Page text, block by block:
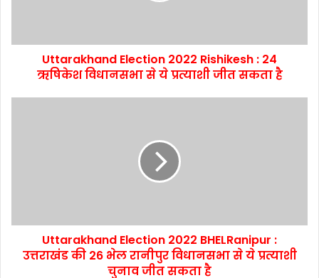
Uttarakhand Election 2022 Rishikesh : 24
ऋषिकेश विधानसभा से ये प्रत्याशी जीत सकता है
Uttarakhand Election 2022 BHELRanipur :
उत्तराखंड की 26 भेल रानीपुर विधानसभा से ये प्रत्याशी
चुनाव जीत सकता है